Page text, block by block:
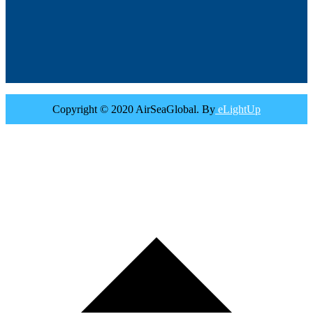
Copyright © 2020 AirSeaGlobal. By eLightUp